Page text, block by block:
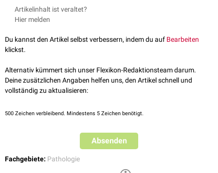
Die Mitoserate dient u.a. als Kriterium zur
Bestimmung des Differenzierungsgrades
bestimmen. Hierbei werden die in Teilung befindlichen Zellen
Mitosefiguren
) eines definierten Bereiches, z.B. eines Gesichtsfeldes bei
siehe auch: Zellteilung
Artikelinhalt ist veraltet?
Hier melden
Du kannst den Artikel selbst verbessern, indem du auf Bearbeiten
klickst.
Alternativ kümmert sich unser Flexikon-Redaktionsteam darum.
Deine zusätzlichen Angaben helfen uns, den Artikel schnell und
vollständig zu aktualisieren:
500 Zeichen verbleibend. Mindestens 5 Zeichen benötigt.
Absenden
Fachgebiete: Pathologie